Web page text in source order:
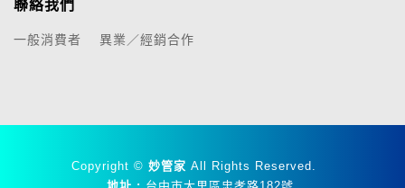
聯絡我們
一般消費者 異業／經銷合作
Copyright © 妙管家 All Rights Reserved.